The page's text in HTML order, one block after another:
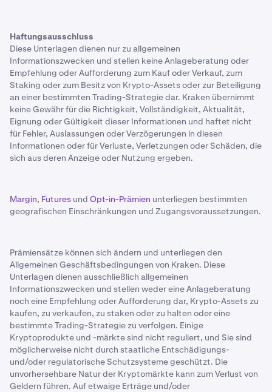
Haftungsausschluss
Diese Unterlagen dienen nur zu allgemeinen
Informationszwecken und stellen keine Anlageberatung oder
Empfehlung oder Aufforderung zum Kauf oder Verkauf, zum
Staking oder zum Besitz von Krypto-Assets oder zur Beteiligung
an einer bestimmten Trading-Strategie dar. Kraken übernimmt
keine Gewähr für die Richtigkeit, Vollständigkeit, Aktualität,
Eignung oder Gültigkeit dieser Informationen und haftet nicht
für Fehler, Auslassungen oder Verzögerungen in diesen
Informationen oder für Verluste, Verletzungen oder Schäden, die
sich aus deren Anzeige oder Nutzung ergeben.
Margin, Futures und Opt-in-Prämien unterliegen bestimmten
geografischen Einschränkungen und Zugangsvoraussetzungen.
Prämiensätze können sich ändern und unterliegen den
Allgemeinen Geschäftsbedingungen von Kraken. Diese
Unterlagen dienen ausschließlich allgemeinen
Informationszwecken und stellen weder eine Anlageberatung
noch eine Empfehlung oder Aufforderung dar, Krypto-Assets zu
kaufen, zu verkaufen, zu staken oder zu halten oder eine
bestimmte Trading-Strategie zu verfolgen. Einige
Kryptoprodukte und -märkte sind nicht reguliert, und Sie sind
möglicherweise nicht durch staatliche Entschädigungs-
und/oder regulatorische Schutzsysteme geschützt. Die
unvorhersehbare Natur der Kryptomärkte kann zum Verlust von
Geldern führen. Auf etwaige Erträge und/oder